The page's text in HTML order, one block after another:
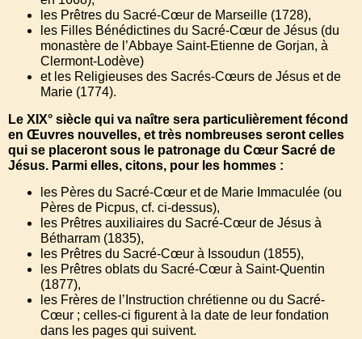
les Prêtres du Sacré-Cœur de Marseille (1728),
les Filles Bénédictines du Sacré-Cœur de Jésus (du
monastère de l’Abbaye Saint-Etienne de Gorjan, à
Clermont-Lodève)
et les Religieuses des Sacrés-Cœurs de Jésus et de
Marie (1774).
Le XIX° siècle qui va naître sera particulièrement fécond
en Œuvres nouvelles, et très nombreuses seront celles
qui se placeront sous le patronage du Cœur Sacré de
Jésus. Parmi elles, citons, pour les hommes :
les Pères du Sacré-Cœur et de Marie Immaculée (ou
Pères de Picpus, cf. ci-dessus),
les Prêtres auxiliaires du Sacré-Cœur de Jésus à
Bétharram (1835),
les Prêtres du Sacré-Cœur à Issoudun (1855),
les Prêtres oblats du Sacré-Cœur à Saint-Quentin
(1877),
les Frères de l’Instruction chrétienne ou du Sacré-
Cœur ; celles-ci figurent à la date de leur fondation
dans les pages qui suivent.